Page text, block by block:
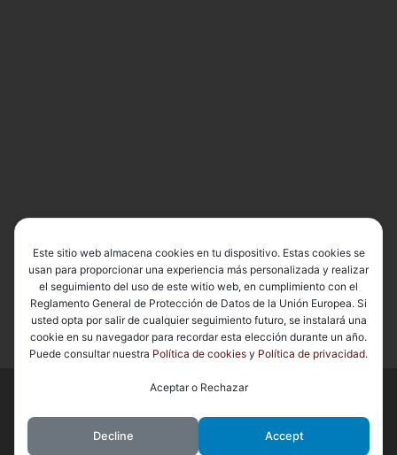
Basílica de Nuestra Señora del Carmen Coronada
los derechos reservados
Funciona con Tema Customizr
Este sitio web almacena cookies en tu dispositivo. Estas cookies se
usan para proporcionar una experiencia más personalizada y realizar
el seguimiento del uso de este witio web, en cumplimiento con el
Reglamento General de Protección de Datos de la Unión Europea. Si
usted opta por salir de cualquier seguimiento futuro, se instalará una
cookie en su navegador para recordar esta elección durante un año.
Puede consultar nuestra Política de cookies y Política de privacidad.
Aceptar o Rechazar
Decline Accept